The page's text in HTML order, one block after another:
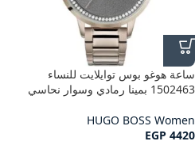
ساعة هوغو بوس توايلايت للنساء
1502463 بمينا رمادي وسوار نحاسي
HUGO BOSS Women
EGP 4420